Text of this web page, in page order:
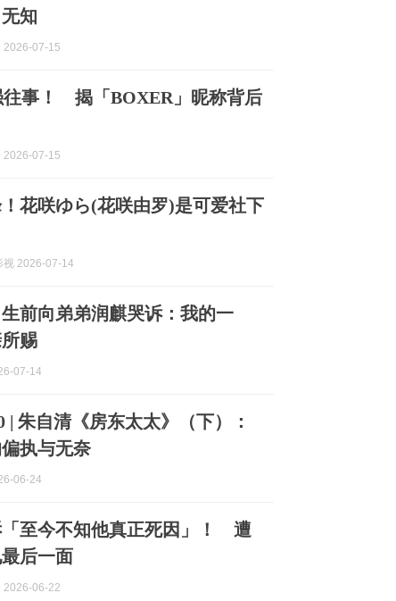
知
2026-07-15
往事！ 揭「BOXER」昵称背后
2026-07-15
花咲ゆら(花咲由罗)是可爱社下
视 2026-07-14
前向弟弟润麒哭诉：我的一
赐
07-14
| 朱自清《房东太太》（下）：
执与无奈
06-24
至今不知他真正死因」！ 遭
后一面
2026-06-22